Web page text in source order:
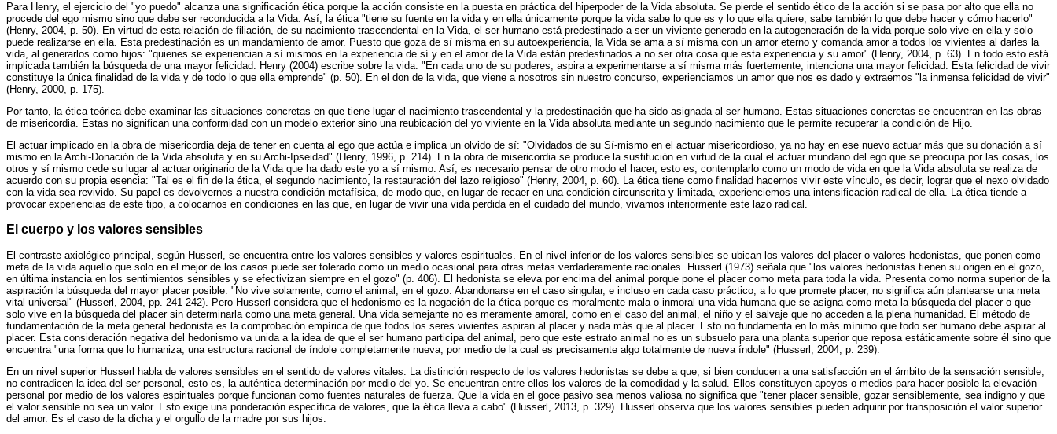
Para Henry, el ejercicio del "yo puedo" alcanza una significación ética porque la acción consiste en la puesta en práctica del hiperpoder de la Vida absoluta. Se pierde el sentido ético de la acción si se pasa por alto que ella no
procede del ego mismo sino que debe ser reconducida a la Vida. Así, la ética "tiene su fuente en la vida y en ella únicamente porque la vida sabe lo que es y lo que ella quiere, sabe también lo que debe hacer y cómo hacerlo"
(Henry, 2004, p. 50). En virtud de esta relación de filiación, de su nacimiento trascendental en la Vida, el ser humano está predestinado a ser un viviente generado en la autogeneración de la vida porque solo vive en ella y solo
puede realizarse en ella. Esta predestinación es un mandamiento de amor. Puesto que goza de sí misma en su autoexperiencia, la Vida se ama a sí misma con un amor eterno y comanda amor a todos los vivientes al darles la
vida, al generarlos como hijos: "quienes se experiencian a sí mismos en la experiencia de sí y en el amor de la Vida están predestinados a no ser otra cosa que esta experiencia y su amor" (Henry, 2004, p. 63). En todo esto está
implicada también la búsqueda de una mayor felicidad. Henry (2004) escribe sobre la vida: "En cada uno de su poderes, aspira a experimentarse a sí misma más fuertemente, intenciona una mayor felicidad. Esta felicidad de vivir
constituye la única finalidad de la vida y de todo lo que ella emprende" (p. 50). En el don de la vida, que viene a nosotros sin nuestro concurso, experienciamos un amor que nos es dado y extraemos "la inmensa felicidad de vivir"
(Henry, 2000, p. 175).
Por tanto, la ética teórica debe examinar las situaciones concretas en que tiene lugar el nacimiento trascendental y la predestinación que ha sido asignada al ser humano. Estas situaciones concretas se encuentran en las obras
de misericordia. Estas no significan una conformidad con un modelo exterior sino una reubicación del yo viviente en la Vida absoluta mediante un segundo nacimiento que le permite recuperar la condición de Hijo.
El actuar implicado en la obra de misericordia deja de tener en cuenta al ego que actúa e implica un olvido de sí: "Olvidados de su Sí-mismo en el actuar misericordioso, ya no hay en ese nuevo actuar más que su donación a sí
mismo en la Archi-Donación de la Vida absoluta y en su Archi-Ipseidad" (Henry, 1996, p. 214). En la obra de misericordia se produce la sustitución en virtud de la cual el actuar mundano del ego que se preocupa por las cosas, los
otros y sí mismo cede su lugar al actuar originario de la Vida que ha dado este yo a sí mismo. Así, es necesario pensar de otro modo el hacer, esto es, contemplarlo como un modo de vida en que la Vida absoluta se realiza de
acuerdo con su propia esencia: "Tal es el fin de la ética, el segundo nacimiento, la restauración del lazo religioso" (Henry, 2004, p. 60). La ética tiene como finalidad hacernos vivir este vínculo, es decir, lograr que el nexo olvidado
con la vida sea revivido. Su papel es devolvernos a nuestra condición metafísica, de modo que, en lugar de recaer en una condición circunscrita y limitada, experienciemos una intensificación radical de ella. La ética tiende a
provocar experiencias de este tipo, a colocarnos en condiciones en las que, en lugar de vivir una vida perdida en el cuidado del mundo, vivamos interiormente este lazo radical.
El cuerpo y los valores sensibles
El contraste axiológico principal, según Husserl, se encuentra entre los valores sensibles y valores espirituales. En el nivel inferior de los valores sensibles se ubican los valores del placer o valores hedonistas, que ponen como
meta de la vida aquello que solo en el mejor de los casos puede ser tolerado como un medio ocasional para otras metas verdaderamente racionales. Husserl (1973) señala que "los valores hedonistas tienen su origen en el gozo,
en última instancia en los sentimientos sensibles y se efectivizan siempre en el gozo" (p. 406). El hedonista se eleva por encima del animal porque pone el placer como meta para toda la vida. Presenta como norma superior de la
aspiración la búsqueda del mayor placer posible: "No vive solamente, como el animal, en el gozo. Abandonarse en el caso singular, e incluso en cada caso práctico, a lo que promete placer, no significa aún plantearse una meta
vital universal" (Husserl, 2004, pp. 241-242). Pero Husserl considera que el hedonismo es la negación de la ética porque es moralmente mala o inmoral una vida humana que se asigna como meta la búsqueda del placer o que
solo vive en la búsqueda del placer sin determinarla como una meta general. Una vida semejante no es meramente amoral, como en el caso del animal, el niño y el salvaje que no acceden a la plena humanidad. El método de
fundamentación de la meta general hedonista es la comprobación empírica de que todos los seres vivientes aspiran al placer y nada más que al placer. Esto no fundamenta en lo más mínimo que todo ser humano debe aspirar al
placer. Esta consideración negativa del hedonismo va unida a la idea de que el ser humano participa del animal, pero que este estrato animal no es un subsuelo para una planta superior que reposa estáticamente sobre él sino que
encuentra "una forma que lo humaniza, una estructura racional de índole completamente nueva, por medio de la cual es precisamente algo totalmente de nueva índole" (Husserl, 2004, p. 239).
En un nivel superior Husserl habla de valores sensibles en el sentido de valores vitales. La distinción respecto de los valores hedonistas se debe a que, si bien conducen a una satisfacción en el ámbito de la sensación sensible,
no contradicen la idea del ser personal, esto es, la auténtica determinación por medio del yo. Se encuentran entre ellos los valores de la comodidad y la salud. Ellos constituyen apoyos o medios para hacer posible la elevación
personal por medio de los valores espirituales porque funcionan como fuentes naturales de fuerza. Que la vida en el goce pasivo sea menos valiosa no significa que "tener placer sensible, gozar sensiblemente, sea indigno y que
el valor sensible no sea un valor. Esto exige una ponderación específica de valores, que la ética lleva a cabo" (Husserl, 2013, p. 329). Husserl observa que los valores sensibles pueden adquirir por transposición el valor superior
del amor. Es el caso de la dicha y el orgullo de la madre por sus hijos.